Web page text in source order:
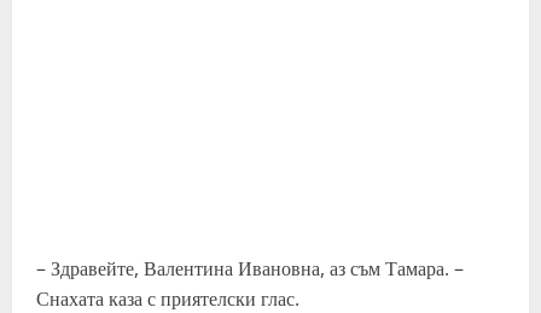
– Здравейте, Валентина Ивановна, аз съм Тамара. –
Снахата каза с приятелски глас.